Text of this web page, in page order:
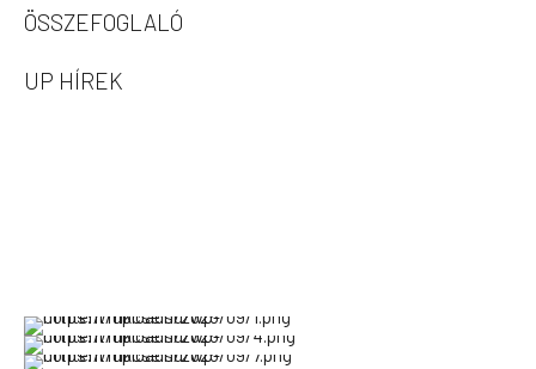
ÖSSZEFOGLALÓ
UP HÍREK